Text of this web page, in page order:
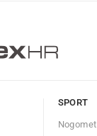
SPORT
Nogomet